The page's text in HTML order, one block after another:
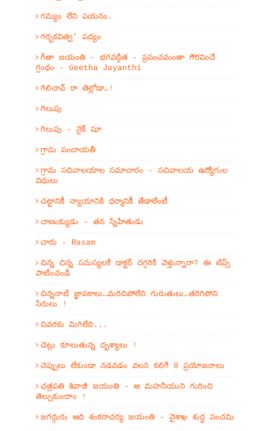
గమ్యం లేని పయనం.
గర్భకవిత్వ' పద్యం
గీతా జయంతి - భగవద్గీత - ప్రపంచమంతా గౌరవించే
గ్రంథం - Geetha Jayanthi
గెలిచావ్ రా తెల్లోడా…!
గెలుపు
గెలుపు - నైక్ షూ
గ్రామ పంచాయతీ
గ్రామ సచివాలయాల సమాచారం - సచివాలయ ఉద్యోగుల
విధులు
చట్టానికీ న్యాయానికి ధర్మానికీ తేడాలేంటీ
చాణుక్యుడు - తన స్నేహితుడు
చారు - Rasam
చిన్న చిన్న సమస్యలకే డాక్టర్ దగ్గరికి వెళ్తున్నారా? ఈ టిప్స్
పాటించండి
చిన్ననాటి జ్ఞాపకాలు…మరిచిపోలేని గురుతులు…తరిగిపోని
సిరులు !
చివరకు మిగిలేది...
చెట్లు కూలుతున్న దృశ్యాలు !
చెప్పులు లేకుండా నడవడం వలన కలిగే 8 ప్రయోజనాలు
ఛత్రపతి శివాజీ జయంతి - ఆ మహనీయుని గురించి
తెల్సుకుందాం !
జగద్గురు ఆది శంకరాచర్య జయంతి - వైశాఖ శుద్ధ పంచమి